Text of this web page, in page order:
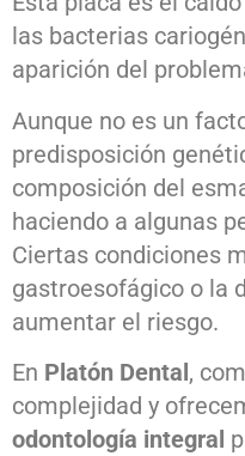
las bacterias
aparición del
Aunque no es un
predisposición
composición del
haciendo a algunas
Ciertas condiciones
gastroesofágico o la
aumentar el riesgo.
En Platón Dental,
complejidad y
odontología integral